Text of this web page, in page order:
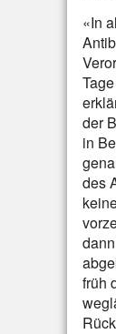
«In
der
in
des
früh